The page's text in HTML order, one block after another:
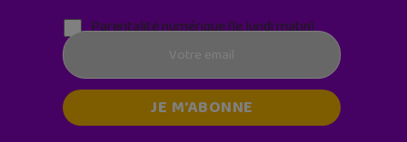
Parentalité numérique (le lundi matin)